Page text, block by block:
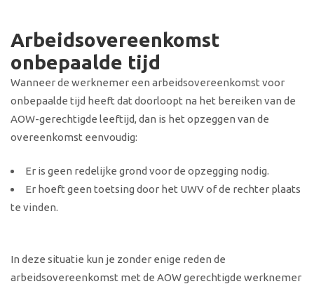
Arbeidsovereenkomst
onbepaalde tijd
Wanneer de werknemer een arbeidsovereenkomst voor
onbepaalde tijd heeft dat doorloopt na het bereiken van de
AOW-gerechtigde leeftijd, dan is het opzeggen van de
overeenkomst eenvoudig:
Er is geen redelijke grond voor de opzegging nodig.
Er hoeft geen toetsing door het UWV of de rechter plaats
te vinden.
In deze situatie kun je zonder enige reden de
arbeidsovereenkomst met de AOW gerechtigde werknemer